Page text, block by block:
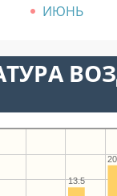
ИЮНЬ
13.5